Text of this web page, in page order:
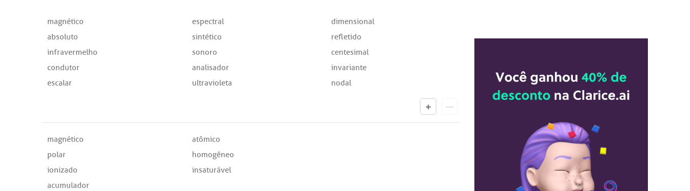
magnético
absoluto
infravermelho
condutor
escalar
espectral
sintético
sonoro
analisador
ultravioleta
dimensional
refletido
centesimal
invariante
nodal
magnético
polar
ionizado
acumulador
atômico
homogêneo
insaturável